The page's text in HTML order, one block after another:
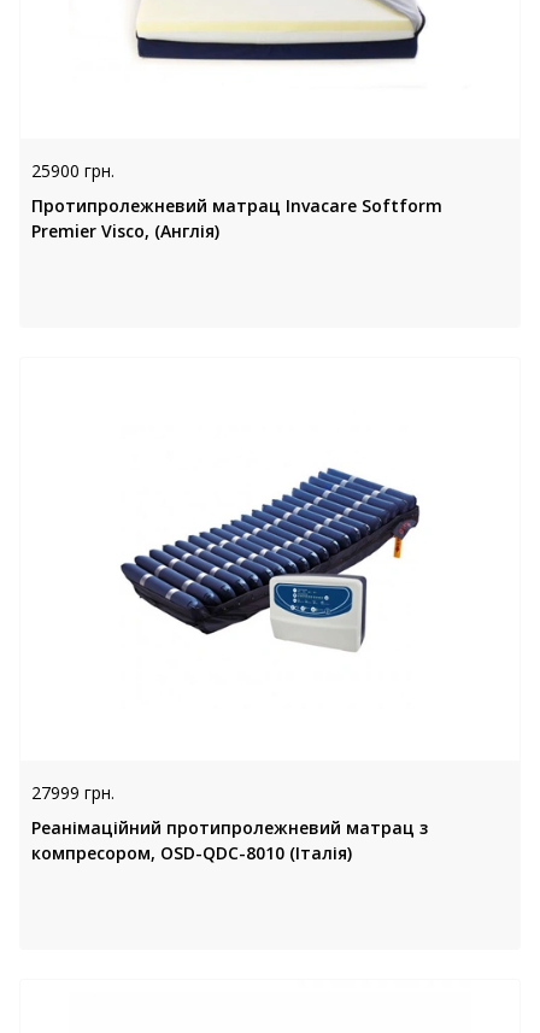
25900 грн.
Протипролежневий матрац Invacare Softform
Premier Visco, (Англія)
27999 грн.
Реанімаційний протипролежневий матрац з
компресором, OSD-QDC-8010 (Італія)